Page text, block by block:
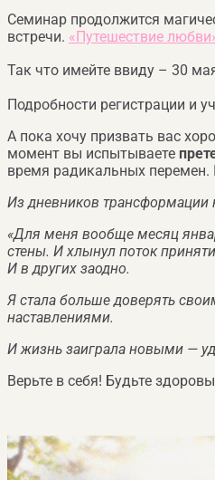
Семинар продолжится
встречи. «Путешествие
Так что имейте ввиду – 30
Подробности регистрации и
А пока хочу призвать вас
момент вы испытываете
время радикальных перемен.
Из дневников трансформации
«Для меня вообще месяц
стены. И хлынул поток
И в других заодно.
Я стала больше доверять
наставлениями.
И жизнь заиграла новыми —
Верьте в себя! Будьте